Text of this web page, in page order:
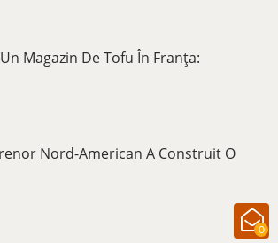
0
Magazin De Tofu În Franța:
Nord-American A Construit O